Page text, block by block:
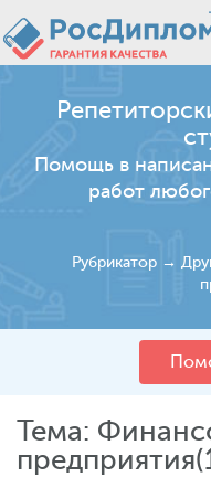
Помощь в
работ
Рубрикатор →
Тема: